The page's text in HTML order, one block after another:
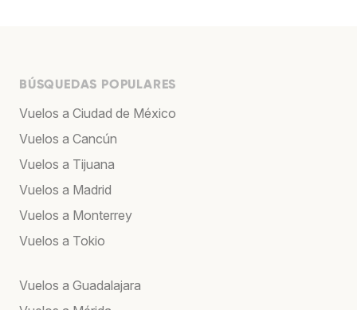
BÚSQUEDAS POPULARES
Vuelos a Ciudad de México
Vuelos a Cancún
Vuelos a Tijuana
Vuelos a Madrid
Vuelos a Monterrey
Vuelos a Tokio
Vuelos a Guadalajara